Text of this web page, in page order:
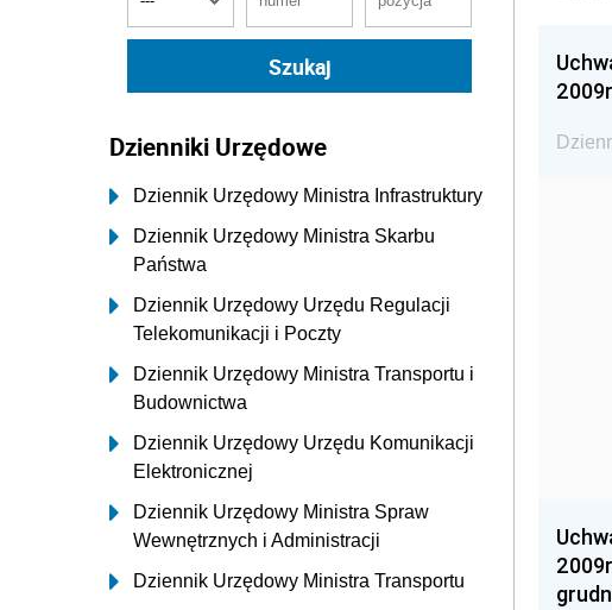
Dzienniki Urzędowe
Dziennik Urzędowy Ministra Infrastruktury
Dziennik Urzędowy Ministra Skarbu
Państwa
Dziennik Urzędowy Urzędu Regulacji
Telekomunikacji i Poczty
Dziennik Urzędowy Ministra Transportu i
Budownictwa
Dziennik Urzędowy Urzędu Komunikacji
Elektronicznej
Dziennik Urzędowy Ministra Spraw
Wewnętrznych i Administracji
Dziennik Urzędowy Ministra Transportu